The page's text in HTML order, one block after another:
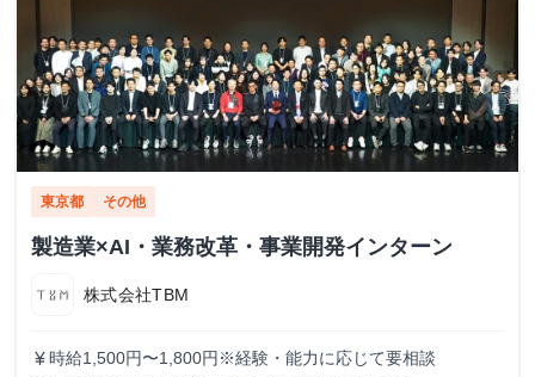
東京都 その他
製造業×AI・業務改革・事業開発インターン
株式会社TBM
currency_yen 時給1,500円〜1,800円※経験・能力に応じて要相談